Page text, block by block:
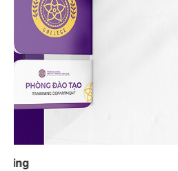
EME Soft identity design